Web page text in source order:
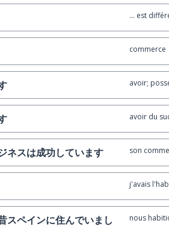
… est
commerce
avoir;
avoir du
ネスは成功しています son
j'avais
スペインに住んでいまし
nous